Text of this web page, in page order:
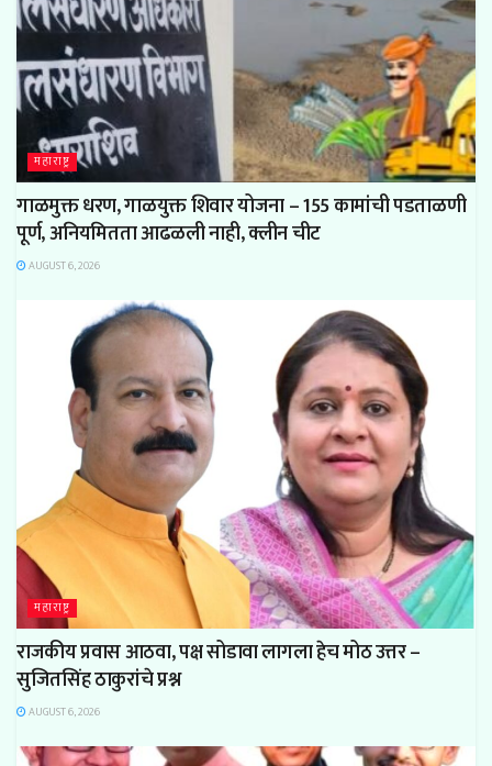
महाराष्ट्र
गाळमुक्त धरण, गाळयुक्त शिवार योजना – 155 कामांची पडताळणी
पूर्ण, अनियमितता आढळली नाही, क्लीन चीट
AUGUST 6, 2026
महाराष्ट्र
राजकीय प्रवास आठवा, पक्ष सोडावा लागला हेच मोठ उत्तर –
सुजितसिंह ठाकुरांचे प्रश्न
AUGUST 6, 2026